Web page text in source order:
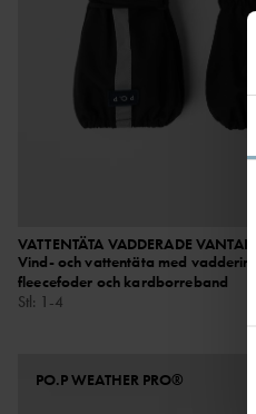
VATTENTÄTA VADDERADE VANTAR
Vind- och vattentäta med vaddering,
fleecefoder och kardborreband
Stl : 1-4
PO.P WEATHER PRO®